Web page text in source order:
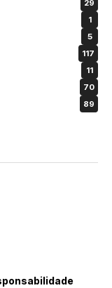
29
1
5
117
11
70
89